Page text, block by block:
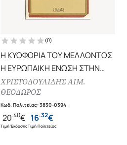
(0)
Η ΚΥΟΦΟΡΙΑ ΤΟΥ ΜΕΛΛΟΝΤΟΣ
Η ΕΥΡΩΠΑΙΚΗ ΕΝΩΣΗ ΣΤΗΝ
ΚΟΙΝΩΝΙΑ ΤΩΝ ΕΘΝΩΝ
ΧΡΙΣΤΟΔΟΥΛΙΔΗΣ ΑΙΜ.
ΘΕΟΔΩΡΟΣ
Κωδ. Πολιτείας:3830-0394
20.40€
Τιμή Έκδοσης
16.32€
Τιμή Πολιτείας